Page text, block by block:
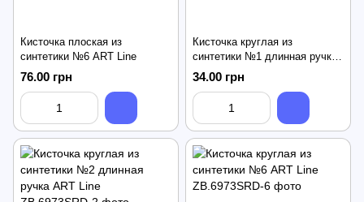
Кисточка плоская из
синтетики №6 ART Line
76.00 грн
Кисточка круглая из
синтетики №1 длинная ручка
ART Line
34.00 грн